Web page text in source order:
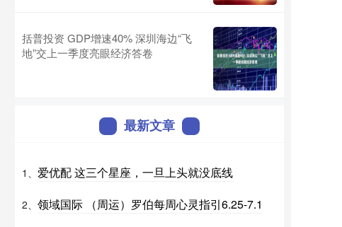
括普投资 GDP增速40% 深圳海边“飞
地”交上一季度亮眼经济答卷
最新文章
1、 爱优配 这三个星座，一旦上头就没底线
2、 领域国际 （周运）罗伯每周心灵指引6.25-7.1